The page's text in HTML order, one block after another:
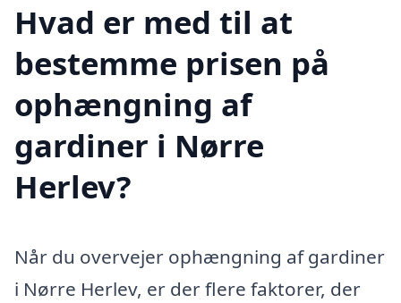
Hvad er med til at
bestemme prisen på
ophængning af
gardiner i Nørre
Herlev?
Når du overvejer ophængning af gardiner
i Nørre Herlev, er der flere faktorer, der